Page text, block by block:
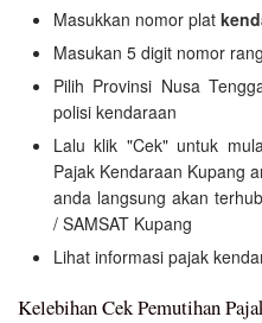
Masukkan nomor plat
Masukan 5 digit nomor
Pilih Provinsi Nusa
polisi kendaraan
Lalu klik "Cek" untuk
Pajak Kendaraan Kupang
anda langsung akan
/ SAMSAT Kupang
Lihat informasi pajak
Kelebihan Cek Pemutihan